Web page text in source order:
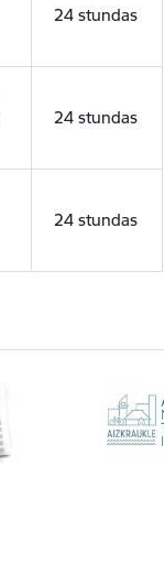
24 stundas
24 stundas
24 stundas